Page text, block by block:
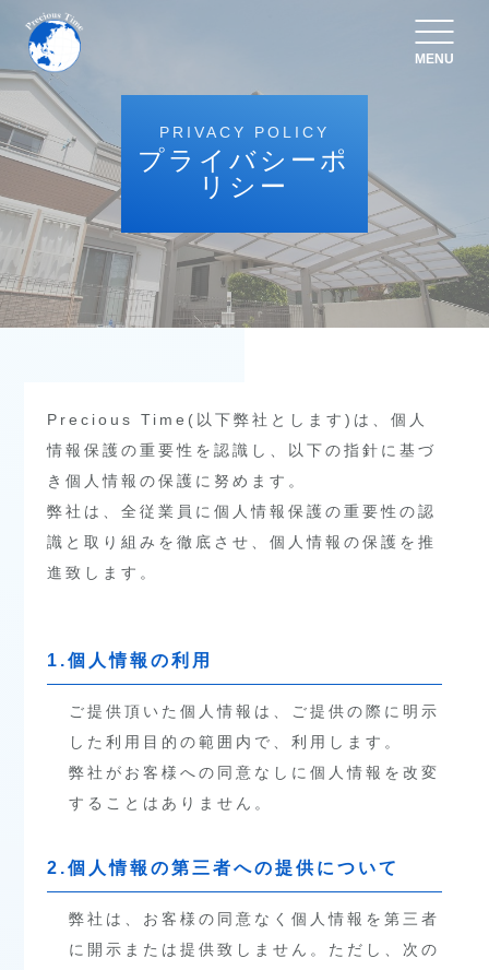
MENU
PRIVACY POLICY
プライバシーポ
リシー
Precious Time(以下弊社とします)は、個人
情報保護の重要性を認識し、以下の指針に基づ
き個人情報の保護に努めます。
弊社は、全従業員に個人情報保護の重要性の認
識と取り組みを徹底させ、個人情報の保護を推
進致します。
1.個人情報の利用
ご提供頂いた個人情報は、ご提供の際に明示
した利用目的の範囲内で、利用します。
弊社がお客様への同意なしに個人情報を改変
することはありません。
2.個人情報の第三者への提供について
弊社は、お客様の同意なく個人情報を第三者
に開示または提供致しません。ただし、次の